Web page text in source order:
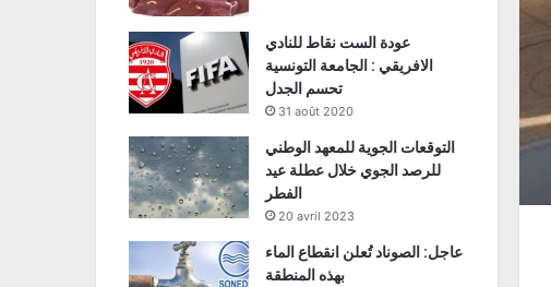
عودة الست نقاط للنادي
الافريقي : الجامعة التونسية
تحسم الجدل
31 août 2020
التوقعات الجوية للمعهد الوطني
للرصد الجوي خلال عطلة عيد
الفطر
20 avril 2023
عاجل: الصوناد تُعلن انقطاع الماء
بهذه المنطقة